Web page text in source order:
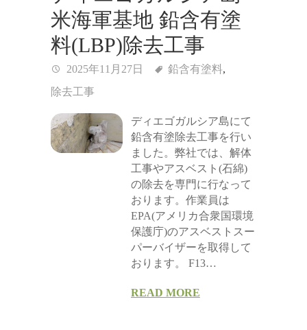
米海軍基地 鉛含有塗
料(LBP)除去工事
2025年11月27日 鉛含有塗料,
除去工事
ディエゴガルシア島にて
鉛含有塗除去工事を行い
ました。弊社では、解体
工事やアスベスト(石綿)
の除去を専門に行なって
おります。作業員は
EPA(アメリカ合衆国環境
保護庁)のアスベストスー
パーバイザーを取得して
おります。 F13…
READ MORE